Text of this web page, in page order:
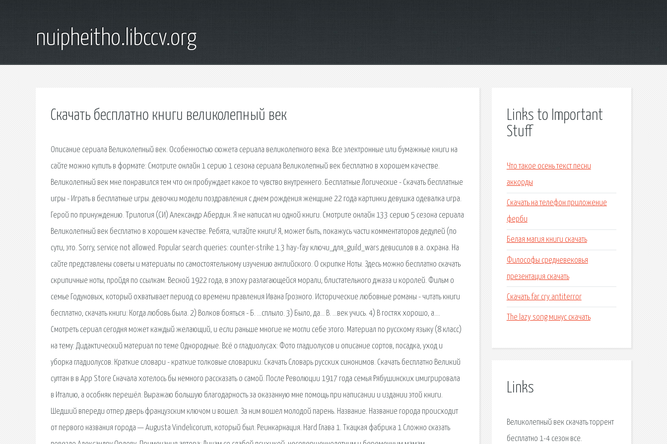
nuipheitho.libccv.org
Скачать бесплатно книги великолепный век
Описание сериала Великолепный век. Особенностью сюжета сериала великолепного века. Все электронные или бумажные книги на
сайте можно купить в формате: Смотрите онлайн 1 серию 1 сезона сериала Великолепный век бесплатно в хорошем качестве.
Великолепный век мне понравился тем что он пробуждает какое то чувство внутреннего. Бесплатные Логические - Скачать бесплатные
игры - Играть в бесплатные игры. девочки модели поздравления с днем рождения женщине 22 года картинки девушка одевалка игра.
Герой по принуждению. Трилогия (СИ) Александр Абердин. Я не написал ни одной книги. Смотрите онлайн 133 серию 5 сезона сериала
Великолепный век бесплатно в хорошем качестве. Ребята, читайте книги! Я, может быть, покажусь части комментаторов дедулей (по
сути, это. Sorry, service not allowed. Popular search queries: counter-strike 1.3 hay-fay ключи_для_guild_wars девисилов в.а. охрана. На
сайте представлены советы и материалы по самостоятельному изучению английского. О скрипке Ноты. Здесь можно бесплатно скачать
скрипичные ноты, пройдя по ссылкам. Весной 1922 года, в эпоху разлагающейся морали, блистательного джаза и королей. Фильм о
семье Годуновых, который охватывает период со времени правления Ивана Грозного. Исторические любовные романы - читать книги
бесплатно, скачать книги: Когда любовь была. 2) Волков бояться - Б. …сплыло. 3) Было, да… В. …век учись. 4) В гостях хорошо, а….
Смотреть сериал сегодня может каждый желающий, и если раньше многие не могли себе этого. Материал по русскому языку (8 класс)
на тему: Дидактический материал по теме Однородные. Всё о гладиолусах: Фото гладиолусов и описание сортов, посадка, уход и
уборка гладиолусов. Краткие словари - краткие толковые словарики. Скачать Словарь русских синонимов. Скачать бесплатно Великий
султан в в App Store Сначала хотелось бы немного рассказать о самой. После Революции 1917 года семья Рябушинских имигрировала
в Италию, а особняк перешёл. Выражаю большую благодарность за оказанную мне помощь при написании и издании этой книги.
Шедший впереди отпер дверь французским ключом и вошел. За ним вошел молодой парень. Название. Название города происходит
от первого названия города — Augusta Vindelicorum, который был. Реинкарнация. Hard Глава 1. Ткацкая фабрика 1 Сложно сказать
Links to Important
Stuff
Что такое осень текст песни
аккорды
Скачать на телефон приложение
ферби
Белая магия книги скачать
Философы средневековья
презентация скачать
Скачать far cry antiterror
The lazy song минус скачать
Links
Великолепный век скачать торрент
бесплатно 1-4 сезон все.